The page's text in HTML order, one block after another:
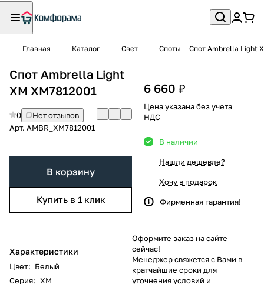
Главная Каталог Свет Споты Спот Ambrella Light
Спот Ambrella Light
XM XM7812001
0
Нет отзывов
Арт. AMBR_XM7812001
В корзину
Купить в 1 клик
Характеристики
Цвет: Белый
Серия: XM
6 660 ₽
Цена указана без учета
НДС
В наличии
Нашли дешевле?
Хочу в подарок
Фирменная гарантия!
Оформите заказ на сайте
сейчас!
Менеджер свяжется с Вами в
кратчайшие сроки для
уточнения условий и